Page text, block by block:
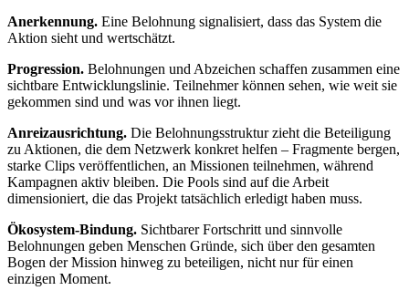
Anerkennung. Eine Belohnung signalisiert, dass das System die
Aktion sieht und wertschätzt.
Progression. Belohnungen und Abzeichen schaffen zusammen eine
sichtbare Entwicklungslinie. Teilnehmer können sehen, wie weit sie
gekommen sind und was vor ihnen liegt.
Anreizausrichtung. Die Belohnungsstruktur zieht die Beteiligung
zu Aktionen, die dem Netzwerk konkret helfen – Fragmente bergen,
starke Clips veröffentlichen, an Missionen teilnehmen, während
Kampagnen aktiv bleiben. Die Pools sind auf die Arbeit
dimensioniert, die das Projekt tatsächlich erledigt haben muss.
Ökosystem-Bindung. Sichtbarer Fortschritt und sinnvolle
Belohnungen geben Menschen Gründe, sich über den gesamten
Bogen der Mission hinweg zu beteiligen, nicht nur für einen
einzigen Moment.